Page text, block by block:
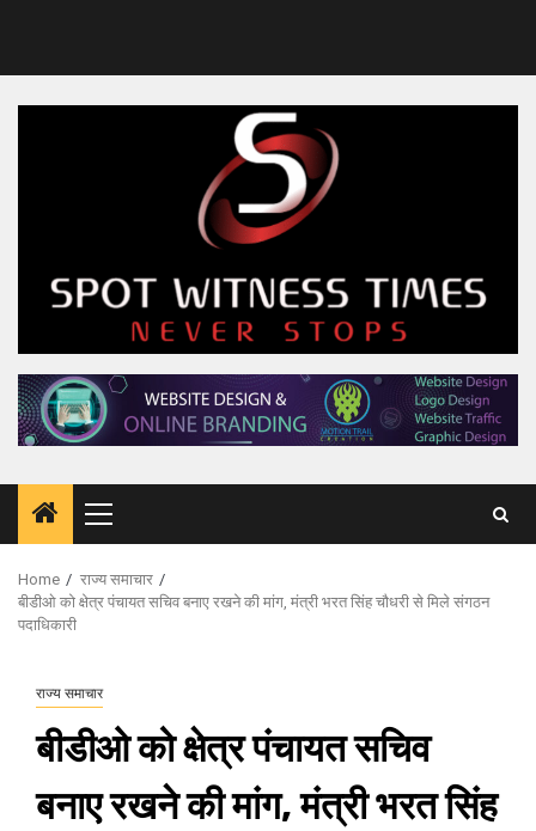
Primary
Menu
Home
राज्य समाचार
बीडीओ को क्षेत्र पंचायत सचिव बनाए रखने की मांग, मंत्री भरत सिंह चौधरी से मिले संगठन
पदाधिकारी
राज्य समाचार
बीडीओ को क्षेत्र पंचायत सचिव
बनाए रखने की मांग, मंत्री भरत सिंह